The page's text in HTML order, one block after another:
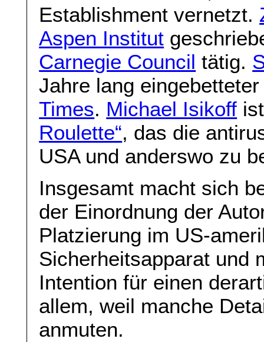
Establishment vernetzt.
Aspen Institut
Carnegie Council tätig.
Jahre lang
Times. Michael Isikoff
Roulette“, das die
USA und anderswo zu
Insgesamt macht sich
der Einordnung der
Platzierung im US-
Sicherheitsapparat und
Intention für einen
allem, weil manche
anmuten.